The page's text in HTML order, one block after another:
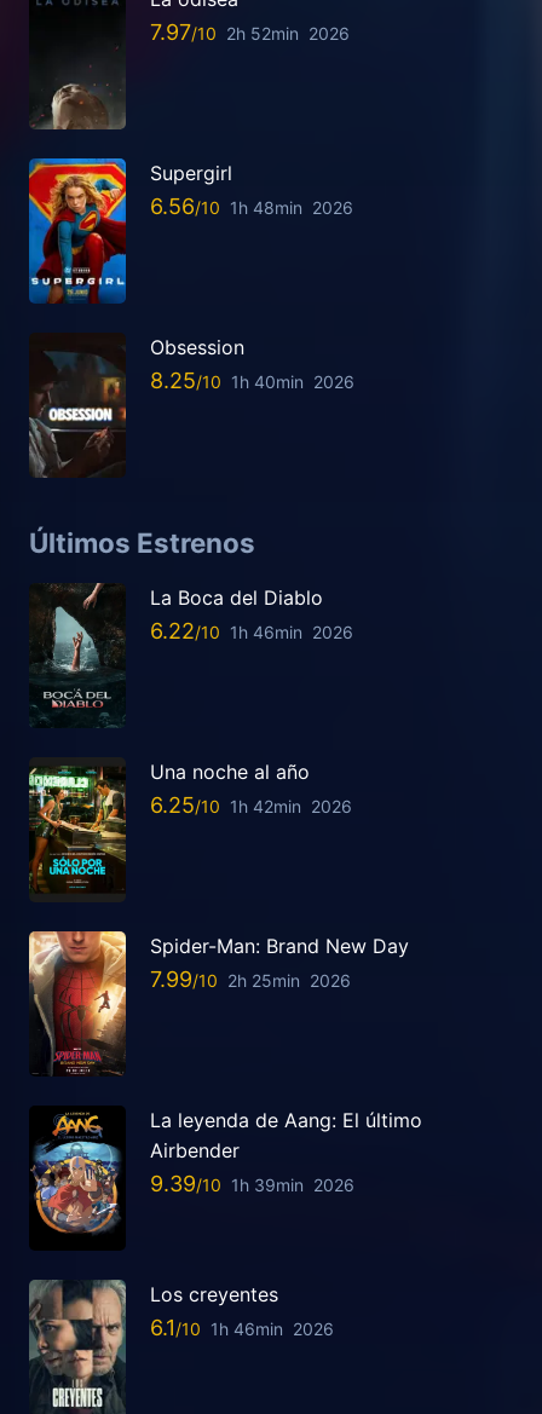
7.97 2h 52min 2026
Supergirl
6.56 1h 48min 2026
Obsession
8.25 1h 40min 2026
Últimos Estrenos
La Boca del Diablo
6.22 1h 46min 2026
Una noche al año
6.25 1h 42min 2026
Spider-Man: Brand New Day
7.99 2h 25min 2026
La leyenda de Aang: El último
Airbender
9.39 1h 39min 2026
Los creyentes
6.1 1h 46min 2026